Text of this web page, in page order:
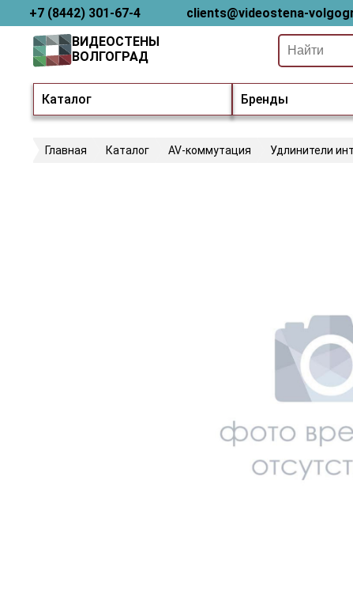
+7 (8442) 301-67-4 clients@videostena-
Каталог Бренды
ВИДЕОСТЕНЫ
ВОЛГОГРАД
Главная Каталог AV-коммутация Удлинители